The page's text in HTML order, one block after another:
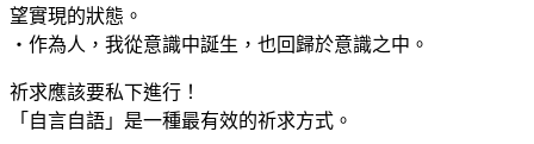
望實現的狀態。
‧作為人，我從意識中誕生，也回歸於意識之中。
祈求應該要私下進行！
「自言自語」是一種最有效的祈求方式。